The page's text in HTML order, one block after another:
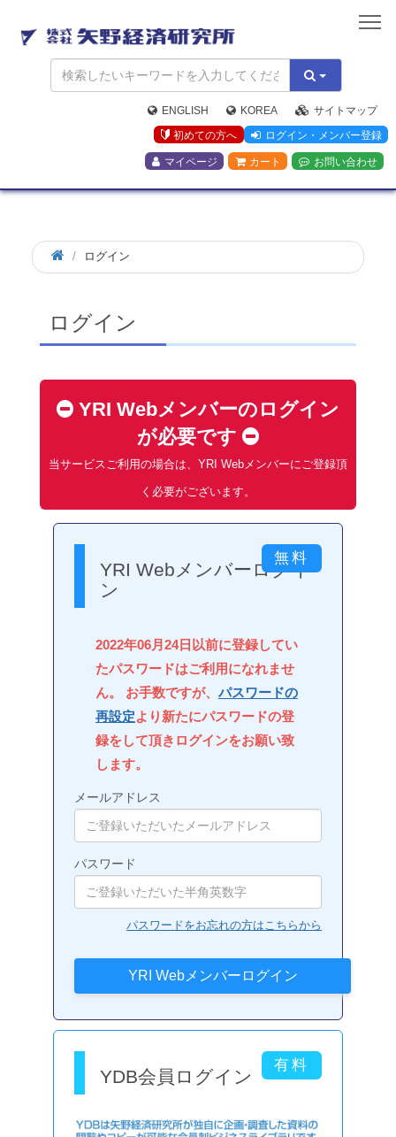
矢
野
経
済
研
究
所
ENGLISH KOREA
サイトマップ
初めての方へ
ログイン・メンバー登録
マイページ カート お問い合わせ
ログイン
ログイン
YRI Webメンバーのログイン
が必要です
当サービスご利用の場合は、YRI Webメンバーにご登録頂
く必要がございます。
YRI Webメンバーログイ
ン
2022年06月24日以前に登録してい
たパスワードはご利用になれませ
ん。 お手数ですが、 パスワードの
再設定より新たにパスワードの登
録をして頂きログインをお願い致
します。
メールアドレス
パスワード
パスワードをお忘れの方はこちらから
YDB会員ログイン